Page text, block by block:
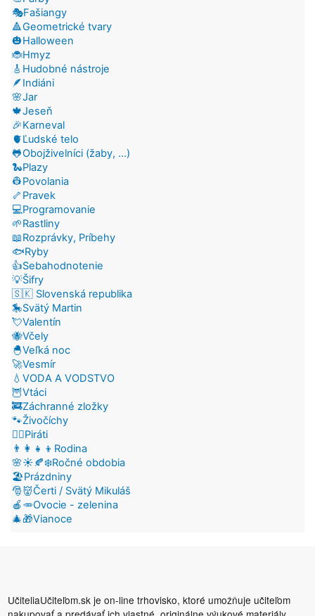
🎭Fašiangy
🔺Geometrické tvary
🎃Halloween
🐞Hmyz
🎸Hudobné nástroje
🪶Indiáni
🌸Jar
🍁Jeseň
🎉Karneval
🫀Ľudské telo
🐸Obojživelníci (žaby, ...)
🐍Plazy
👷Povolania
🦴Pravek
💻Programovanie
🌱Rastliny
📖Rozprávky, Príbehy
🐟Ryby
👍Sebahodnotenie
💡Šifry
🇸🇰 Slovenská republika
🎠Svätý Martin
💘Valentín
🐝Včely
🐣Veľká noc
🚀Vesmír
💧VODA A VODSTVO
🦉Vtáci
🚒Záchranné zložky
🐾Živočíchy
🏴‍☠️Piráti
👨‍👩‍👧‍👦Rodina
🌸☀️🍂❄️Ročné obdobia
🏖️Prázdniny
🎅👹Čerti / Svätý Mikuláš
🍎🥕Ovocie - zelenina
🎄🎁Vianoce
UčiteliaUčiteľom.sk je on-line trhovisko, ktoré umožňuje učiteľom